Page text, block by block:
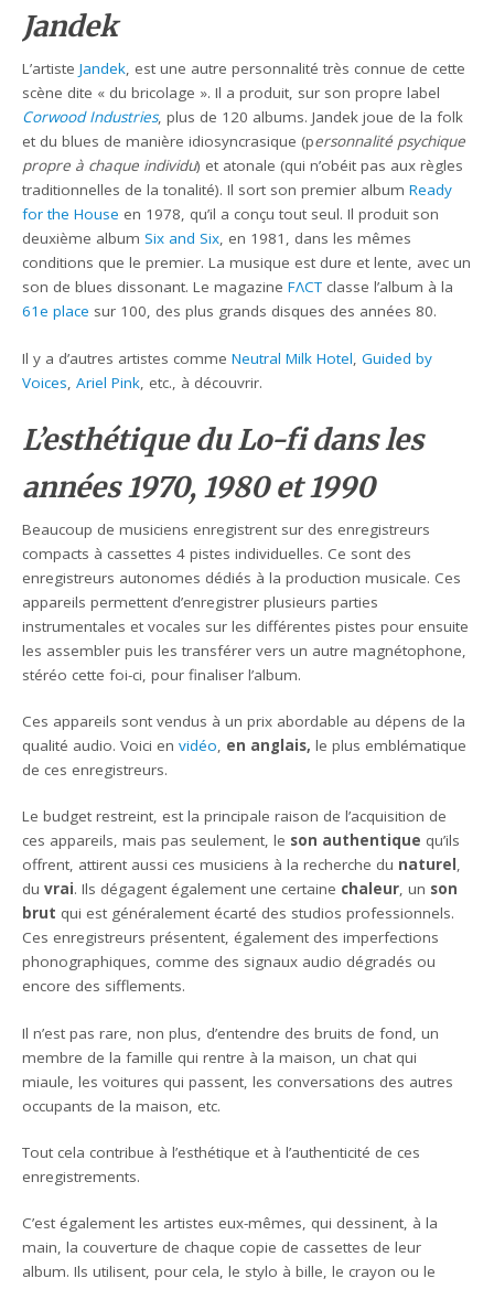
Jandek
L’artisteJandek, est une autre personnalité très connue de cette
scène dite « du bricolage ». Il a produit, sur son propre label
Corwood Industries, plus de 120 albums. Jandek joue de la folk
et du blues de manière idiosyncrasique (personnalité psychique
propre à chaque individu) et atonale (qui n’obéit pas aux règles
traditionnelles de la tonalité). Il sort son premier albumReady
for the House en 1978, qu’il a conçu tout seul. Il produit son
deuxième albumSix and Six, en 1981, dans les mêmes
conditions que le premier. La musique est dure et lente, avec un
son de blues dissonant. Le magazineFΛCT classe l’album à la
61e place sur 100, des plus grands disques des années 80.
Il y a d’autres artistes commeNeutral Milk Hotel ,Guided by
Voices ,Ariel Pink , etc., à découvrir.
L’esthétique du Lo-fi dans les
années 1970, 1980 et 1990
Beaucoup de musiciens enregistrent sur des enregistreurs
compacts à cassettes 4 pistes individuelles. Ce sont des
enregistreurs autonomes dédiés à la production musicale. Ces
appareils permettent d’enregistrer plusieurs parties
instrumentales et vocales sur les différentes pistes pour ensuite
les assembler puis les transférer vers un autre magnétophone,
stéréo cette foi-ci, pour finaliser l’album.
Ces appareils sont vendus à un prix abordable au dépens de la
qualité audio. Voici envidéo, en anglais,le plus emblématique
de ces enregistreurs.
Le budget restreint, est la principale raison de l’acquisition de
ces appareils, mais pas seulement, le son authentique qu’ils
offrent, attirent aussi ces musiciens à la recherche du naturel ,
du vrai. Ils dégagent également une certaine chaleur, un son
brut qui est généralement écarté des studios professionnels.
Ces enregistreurs présentent, également des imperfections
phonographiques, comme des signaux audio dégradés ou
encore des sifflements.
Il n’est pas rare, non plus, d’entendre des bruits de fond, un
membre de la famille qui rentre à la maison, un chat qui
miaule, les voitures qui passent, les conversations des autres
occupants de la maison, etc.
Tout cela contribue à l’esthétique et à l’authenticité de ces
enregistrements.
C’est également les artistes eux-mêmes, qui dessinent, à la
main, la couverture de chaque copie de cassettes de leur
album. Ils utilisent, pour cela, le stylo à bille, le crayon ou le